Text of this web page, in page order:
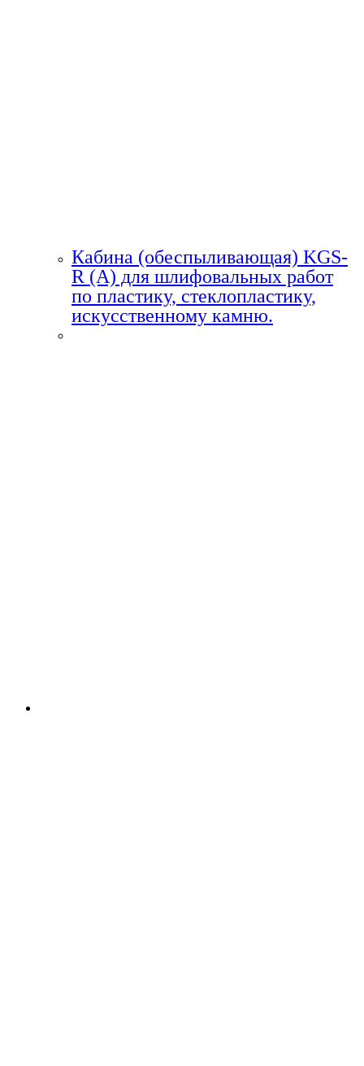
Кабина (обеспыливающая) KGS-
R (A) для шлифовальных работ
по пластику, стеклопластику,
искусственному камню.